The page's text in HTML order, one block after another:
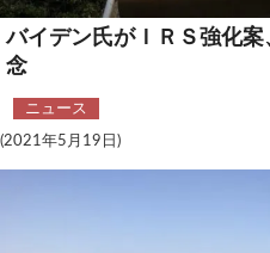
ビジネス・経済
カルチャー
バイデン氏がＩＲＳ強化
念
ニュース
(2021年5月19日)